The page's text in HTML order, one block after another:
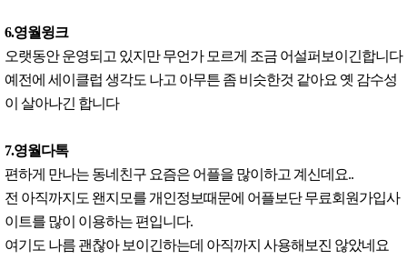
6.영월윙크
오랫동안 운영되고 있지만 무언가 모르게 조금 어설퍼보이긴합니다
예전에 세이클럽 생각도 나고 아무튼 좀 비슷한것 같아요 옛 감수성
이 살아나긴 합니다
7.영월다톡
편하게 만나는 동네친구 요즘은 어플을 많이하고 계신데요..
전 아직까지도 왠지모를 개인정보때문에 어플보단 무료회원가입사
이트를 많이 이용하는 편입니다.
여기도 나름 괜찮아 보이긴하는데 아직까지 사용해보진 않았네요